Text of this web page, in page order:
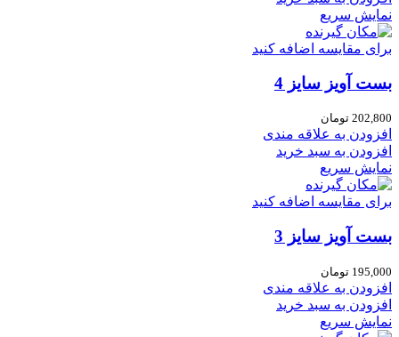
نمایش سریع
برای مقایسه اضافه کنید
بست آویز سایز 4
202,800 تومان
افزودن به علاقه مندی
افزودن به سبد خرید
نمایش سریع
برای مقایسه اضافه کنید
بست آویز سایز 3
195,000 تومان
افزودن به علاقه مندی
افزودن به سبد خرید
نمایش سریع